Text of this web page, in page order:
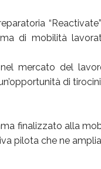
di mobilità
mercato del
di
finalizzato alla
pilota che ne